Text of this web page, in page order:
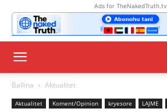
Ads for TheNakedTruth.tv
Ballina Aktualitet
Aktualitet Koment/Opinion kryesore LAJME